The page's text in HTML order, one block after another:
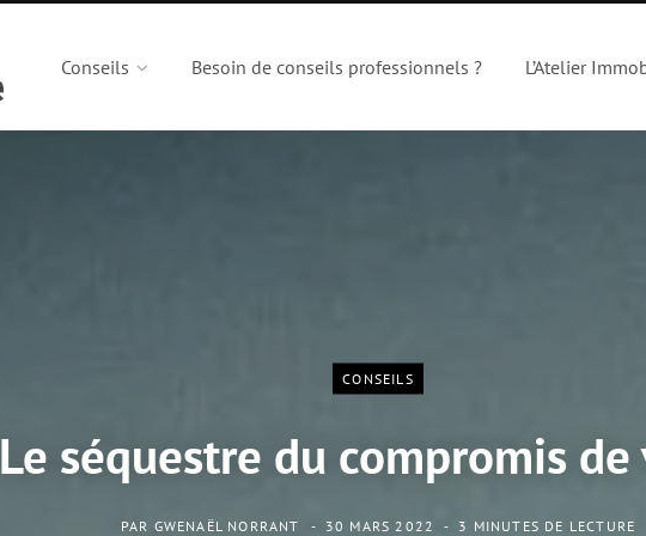
Conseils Besoin de conseils professionnels ? L’Atelier
CONSEILS
Le séquestre du compromis
PAR GWENAËL NORRANT 30 MARS 2022 3 MINUTES DE LECTURE